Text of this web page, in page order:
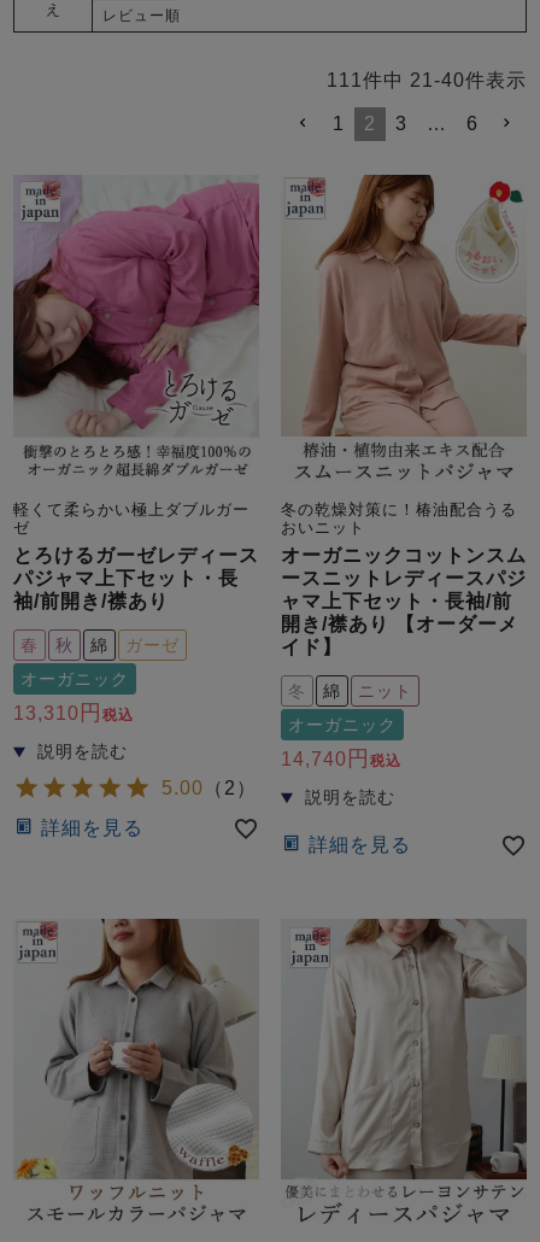
秋 冬
ガールズパジャマ
春 夏 秋
ボーイズパジャマ
春 秋
売れ筋ランキング
- Item Ranking -
新着商品
- New Arrival -
すべての季節のパジャマ一覧はこちら
売れ筋ランキング
- Item Ranking -
新着商品
- New Arrival -
すべての生地一覧はこちら
売れ筋ランキング
- Item Ranking -
新着商品
- New Arrival -
目的別でさがす一覧はこちら
ズ
パジャマ
半袖 七分袖
前開き かぶり スリーパー
作務衣
羽織・バスロ
ーブ
上着単品
すべてのキッ
ズ
ガールズ半袖
ボーイズ半袖
ボーイズ前開
き
え
レビュー順
111 件中 21 -40件表示
1 2 3 … 6
軽くて柔らかい極上ダブルガー
ゼ
とろけるガーゼレディース
パジャマ上下セット・長
袖/前開き/襟あり
春 秋 綿
ガーゼ
オーガニック
13,310 税込
5.00 （ 2 ）
詳細を見る
冬の乾燥対策に！椿油配合うる
おいニット
オーガニックコットンスム
ースニットレディースパジ
ャマ上下セット・長袖/前
開き/襟あり 【オーダーメ
イド】
冬 綿
ニット
オーガニック
14,740 税込
詳細を見る